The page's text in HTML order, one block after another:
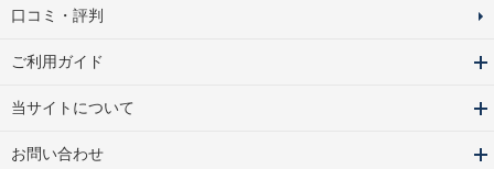
口コミ・評判
ご利用ガイド
当サイトについて
お問い合わせ